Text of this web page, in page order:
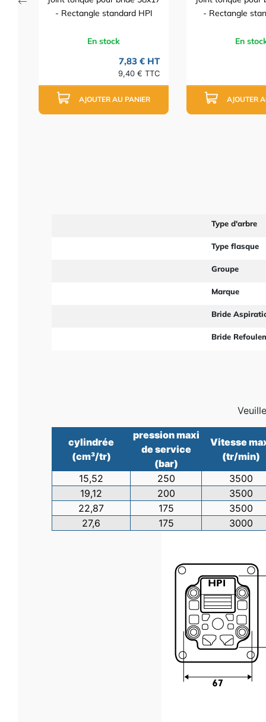
- Rectangle standard HPI
En stock
7,83 € HT
9,40 € TTC
AJOUTER AU PANIER
- Rectangle
En
AJOUTER
Type d'arbre
Type flasque
Groupe
Marque
Bride
Bride
cylindrée
(cm³/tr)
pression maxi
de service
(bar)
Vitesse
(tr/min)
15,52
250 3500
19,12
200 3500
22,87
175 3500
27,6
175 3000